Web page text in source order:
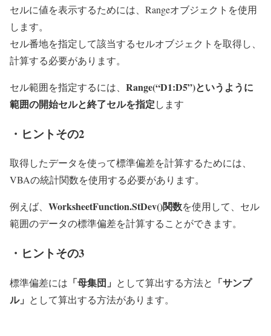
セルに値を表示するためには、Rangeオブジェクトを使用
します。
セル番地を指定して該当するセルオブジェクトを取得し、
計算する必要があります。
セル範囲を指定するには、 Range(“D1:D5”)というように
範囲の開始セルと終了セルを指定します
・ヒントその2
取得したデータを使って標準偏差を計算するためには、
VBAの統計関数を使用する必要があります。
例えば、 WorksheetFunction.StDev()関数を使用して、セル
範囲のデータの標準偏差を計算することができます。
・ヒントその3
標準偏差には 「母集団」 として算出する方法と 「サンプ
ル」 として算出する方法があります。